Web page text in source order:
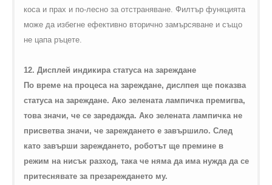
коса и прах и по-лесно за отстраняване. Филтър функцията
може да избегне ефективно вторично замърсяване и също
не цапа ръцете.
12. Дисплей индикира статуса на зареждане
По време на процеса на зареждане, дислпея ще показва
статуса на зареждане. Ако зелената лампичка премигва,
това значи, че се заредажда. Ако зелената лампичка не
присветва значи, че зареждането е завършило. След
като завърши зареждането, роботът ще премине в
режим на нисък разход, така че няма да има нужда да се
притеснявате за презареждането му.